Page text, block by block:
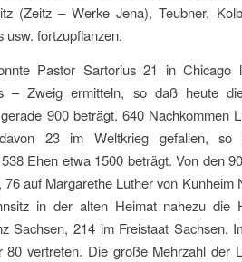
(Zeitz – Werke Jena), Teubner,
usw. fortzupflanzen.
Pastor Sartorius 21 in Chicago
– Zweig ermitteln, so daß heute
900 beträgt. 640 Nachkommen
23 im Weltkrieg gefallen,
Ehen etwa 1500 beträgt. Von den
auf Margarethe Luther von Kunheim
in der alten Heimat nahezu
Sachsen, 214 im Freistaat Sachsen.
vertreten. Die große Mehrzahl der